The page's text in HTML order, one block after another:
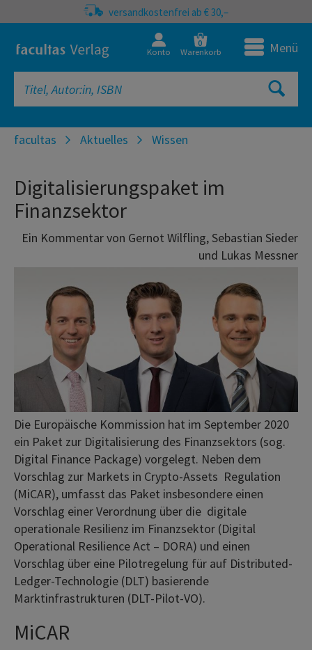
versandkostenfrei ab € 30,–
Konto
0
Warenkorb Menü
facultas Aktuelles Wissen
Digitalisierungspaket im
Finanzsektor
Ein Kommentar von Gernot Wilfling, Sebastian Sieder
und Lukas Messner
Die Europäische Kommission hat im September 2020
ein Paket zur Digitalisierung des Finanzsektors (sog.
Digital Finance Package) vorgelegt. Neben dem
Vorschlag zur Markets in Crypto-Assets Regulation
(MiCAR), umfasst das Paket insbesondere einen
Vorschlag einer Verordnung über die digitale
operationale Resilienz im Finanzsektor (Digital
Operational Resilience Act – DORA) und einen
Vorschlag über eine Pilotregelung für auf Distributed-
Ledger-Technologie (DLT) basierende
Marktinfrastrukturen (DLT-Pilot-VO).
MiCAR